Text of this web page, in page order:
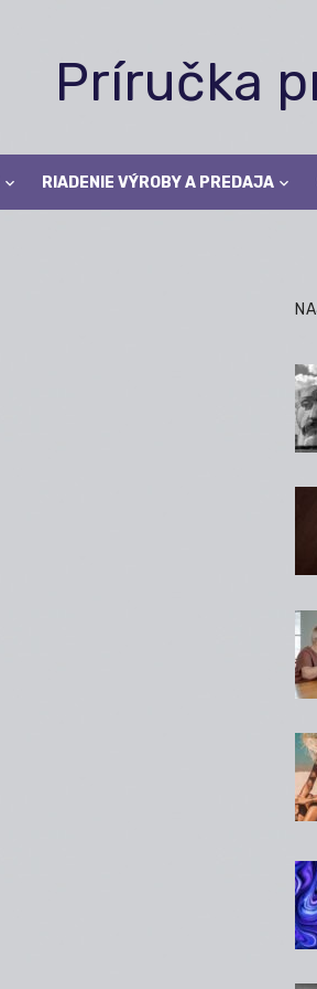
Príručka
RIADENIE VÝROBY A PREDAJA